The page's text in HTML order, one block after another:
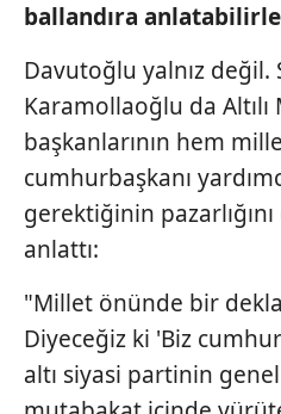
ballandıra
Davutoğlu yalnız değil.
Karamollaoğlu da Altılı
başkanlarının hem
cumhurbaşkanı
gerektiğinin
anlattı:
"Millet önünde bir
Diyeceğiz ki 'Biz
altı siyasi partinin